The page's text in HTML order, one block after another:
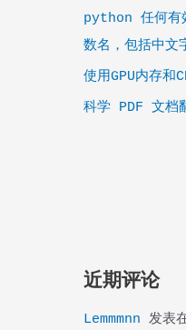
python 任何有
数名，包括中文
使用GPU内存和
科学 PDF 文档
近期评论
Lemmmnn 发表